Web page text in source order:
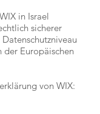
in Israel
sicherer
der Europäischen
von WIX: